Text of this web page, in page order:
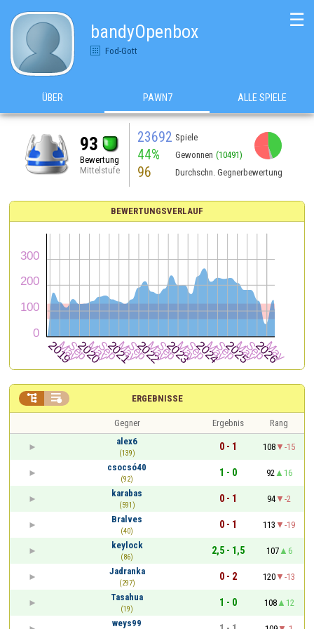
bandyOpenbox
Fod-Gott
☰
ÜBER PAWN7 ALLE SPIELE
93
Bewertung
Mittelstufe
23692 Spiele
44% Gewonnen (10491)
96 Durchschn. Gegnerbewertung
BEWERTUNGSVERLAUF
ERGEBNISSE
 
Gegner Ergebnis
Rang
alex6
(139)
0 - 1 108
-15
csocsó40
(92)
1 - 0 92
16
karabas
(591)
0 - 1 94
-2
Bralves
(40)
0 - 1 113
-19
keylock
(86)
2,5 - 1,5 107
6
Jadranka
(297)
0 - 2 120
-13
Tasahua
(19)
1 - 0 108
12
weys99